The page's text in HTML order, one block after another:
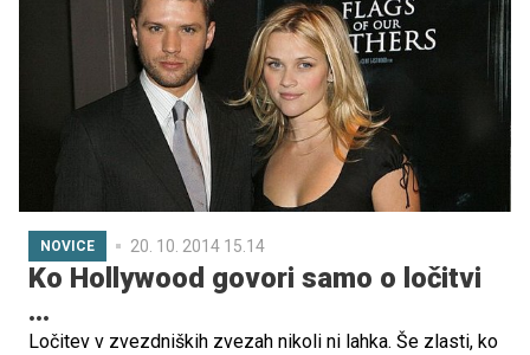
NOVICE 20. 10. 2014 15.14
Ko Hollywood govori samo o ločitvi
...
Ločitev v zvezdniških zvezah nikoli ni lahka. Še zlasti, ko